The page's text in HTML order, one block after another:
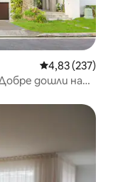
Средна
4,83 (237)
дошли на